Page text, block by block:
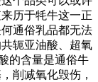
历于牦牛这一正
通俗乳品都无法
轭亚油酸、超氧
的含量是通俗牛
削减氧化毁伤，